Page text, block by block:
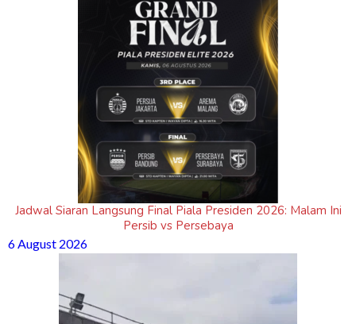
Jadwal Siaran Langsung Final Piala Presiden 2026: Malam Ini
Persib vs Persebaya
6 August 2026